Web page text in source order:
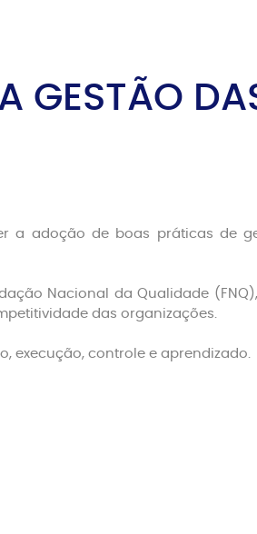
GESTÃO
a adoção de boas práticas de
Nacional da Qualidade
das organizações.
execução, controle e aprendizado.